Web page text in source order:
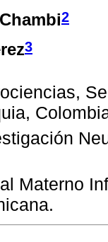
2
3
Materno